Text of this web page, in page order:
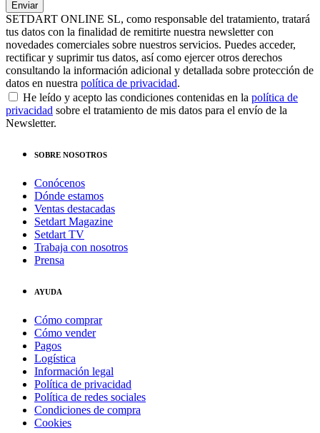
SETDART ONLINE SL, como responsable del tratamiento, tratará
tus datos con la finalidad de remitirte nuestra newsletter con
novedades comerciales sobre nuestros servicios. Puedes acceder,
rectificar y suprimir tus datos, así como ejercer otros derechos
consultando la información adicional y detallada sobre protección de
datos en nuestra política de privacidad.
He leído y acepto las condiciones contenidas en la política de
privacidad sobre el tratamiento de mis datos para el envío de la
Newsletter.
SOBRE NOSOTROS
Conócenos
Dónde estamos
Ventas destacadas
Setdart Magazine
Setdart TV
Trabaja con nosotros
Prensa
AYUDA
Cómo comprar
Cómo vender
Pagos
Logística
Información legal
Política de privacidad
Política de redes sociales
Condiciones de compra
Cookies